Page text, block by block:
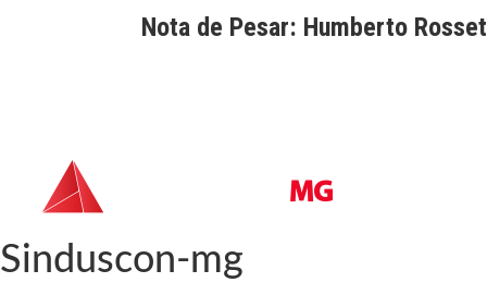
Nota de Pesar: Humberto
Sinduscon-mg